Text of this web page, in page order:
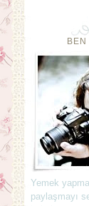
BEN
Yemek
paylaşmayı